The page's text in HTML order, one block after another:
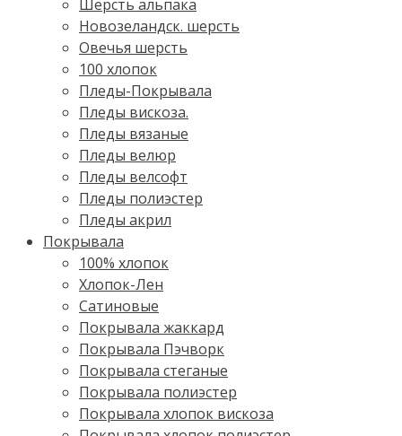
Шерсть альпака
Новозеландск. шерсть
Овечья шерсть
100 хлопок
Пледы-Покрывала
Пледы вискоза.
Пледы вязаные
Пледы велюр
Пледы велсофт
Пледы полиэстер
Пледы акрил
Покрывала
100% хлопок
Хлопок-Лен
Сатиновые
Покрывала жаккард
Покрывала Пэчворк
Покрывала стеганые
Покрывала полиэстер
Покрывала хлопок вискоза